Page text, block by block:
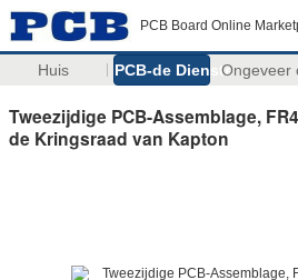
PCB Board Online
Huis PCB-de DienstenOngeveer
Tweezijdige PCB-Assemblage,
de Kringsraad van Kapton